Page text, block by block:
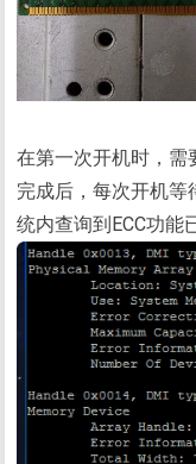
在第一次开机时，需
完成后，每次开机
统内查询到ECC功能